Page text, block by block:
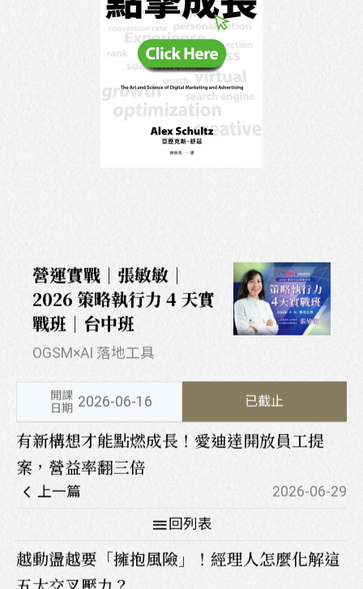
營運實戰｜張敏敏｜
2026 策略執行力 4 天實
戰班｜台中班
OGSM×AI 落地工具
開課
日期 2026-06-16 已截止
有新構想才能點燃成長！愛迪達開放員工提
案，營益率翻三倍
2026-06-29
上一篇
回列表
越動盪越要「擁抱風險」！經理人怎麼化解這
五大交叉壓力？